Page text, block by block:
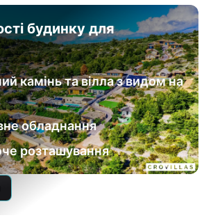
будинку для
камінь та вілла з видом на
обладнання
розташування